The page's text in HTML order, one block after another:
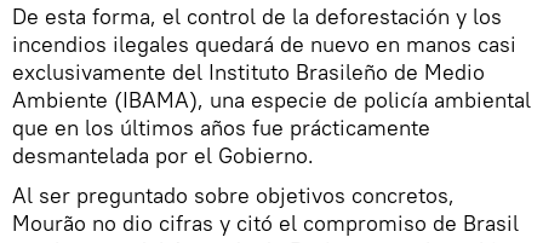
De esta forma, el control de la deforestación y los
incendios ilegales quedará de nuevo en manos casi
exclusivamente del Instituto Brasileño de Medio
Ambiente (IBAMA), una especie de policía ambiental
que en los últimos años fue prácticamente
desmantelada por el Gobierno.
Al ser preguntado sobre objetivos concretos,
Mourão no dio cifras y citó el compromiso de Brasil